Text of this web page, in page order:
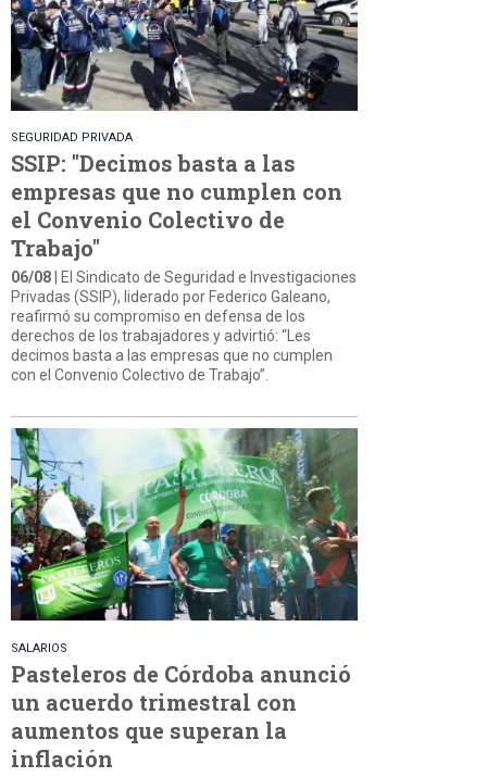
SEGURIDAD PRIVADA
SSIP: "Decimos basta a las
empresas que no cumplen con
el Convenio Colectivo de
Trabajo"
06/08 | El Sindicato de Seguridad e Investigaciones
Privadas (SSIP), liderado por Federico Galeano,
reafirmó su compromiso en defensa de los
derechos de los trabajadores y advirtió: “Les
decimos basta a las empresas que no cumplen
con el Convenio Colectivo de Trabajo”.
SALARIOS
Pasteleros de Córdoba anunció
un acuerdo trimestral con
aumentos que superan la
inflación